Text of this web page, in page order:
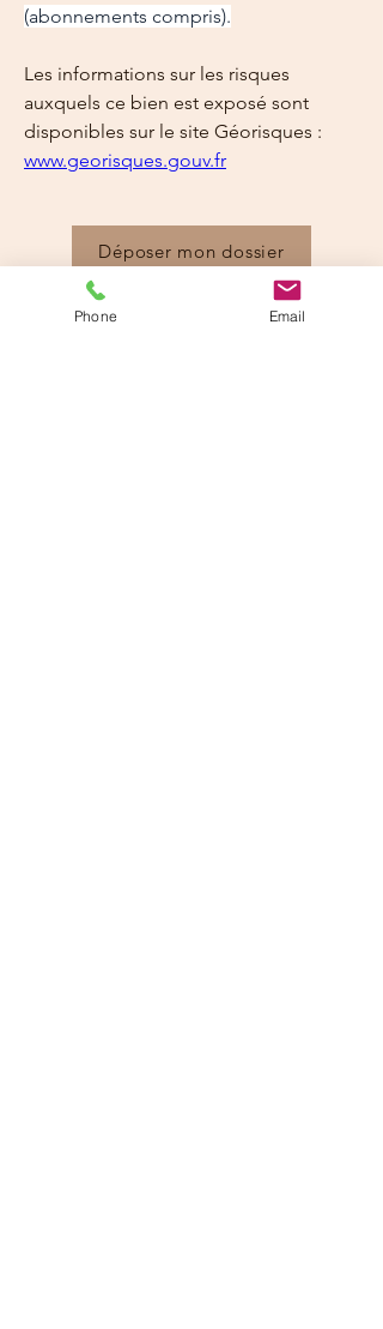
(abonnements compris).
Les informations sur les risques
auxquels ce bien est exposé sont
disponibles sur le site Géorisques :
www.georisques.gouv.fr
Déposer mon dossier
Détails
Phone Email